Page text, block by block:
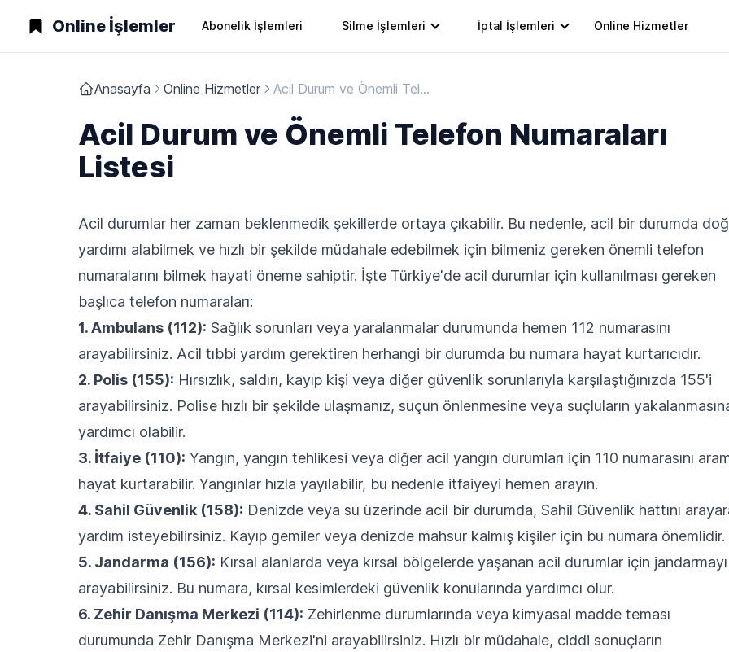
Online İşlemler Abonelik İşlemleri Silme İşlemleri İptal İşlemleri Online Hizmetler
Anasayfa Online Hizmetler Acil Durum ve Önemli Telefon Numaraları Listesi
Acil Durum ve Önemli Telefon Numaraları
Listesi
Acil durumlar her zaman beklenmedik şekillerde ortaya çıkabilir. Bu nedenle, acil bir durumda
yardımı alabilmek ve hızlı bir şekilde müdahale edebilmek için bilmeniz gereken önemli telefon
numaralarını bilmek hayati öneme sahiptir. İşte Türkiye'de acil durumlar için kullanılması gereken
başlıca telefon numaraları:
1. Ambulans (112): Sağlık sorunları veya yaralanmalar durumunda hemen 112 numarasını
arayabilirsiniz. Acil tıbbi yardım gerektiren herhangi bir durumda bu numara hayat kurtarıcıdır.
2. Polis (155): Hırsızlık, saldırı, kayıp kişi veya diğer güvenlik sorunlarıyla karşılaştığınızda 155'i
arayabilirsiniz. Polise hızlı bir şekilde ulaşmanız, suçun önlenmesine veya suçluların
yardımcı olabilir.
3. İtfaiye (110): Yangın, yangın tehlikesi veya diğer acil yangın durumları için 110 numarasını
hayat kurtarabilir. Yangınlar hızla yayılabilir, bu nedenle itfaiyeyi hemen arayın.
4. Sahil Güvenlik (158): Denizde veya su üzerinde acil bir durumda, Sahil Güvenlik hattını
yardım isteyebilirsiniz. Kayıp gemiler veya denizde mahsur kalmış kişiler için bu numara önemlidir.
5. Jandarma (156): Kırsal alanlarda veya kırsal bölgelerde yaşanan acil durumlar için jandarmayı
arayabilirsiniz. Bu numara, kırsal kesimlerdeki güvenlik konularında yardımcı olur.
6. Zehir Danışma Merkezi (114): Zehirlenme durumlarında veya kimyasal madde teması
durumunda Zehir Danışma Merkezi'ni arayabilirsiniz. Hızlı bir müdahale, ciddi sonuçların